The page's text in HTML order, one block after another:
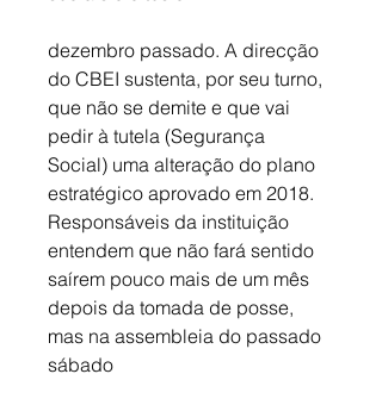
dezembro passado. A direcção
do CBEI sustenta, por seu turno,
que não se demite e que vai
pedir à tutela (Segurança
Social) uma alteração do plano
estratégico aprovado em 2018.
Responsáveis da instituição
entendem que não fará sentido
saírem pouco mais de um mês
depois da tomada de posse,
mas na assembleia do passado
sábado